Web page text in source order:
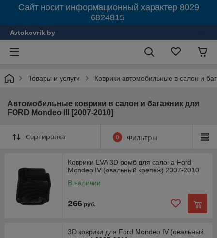
Сайт носит информационный характер 8029
6824815
Avtokovrik.by
Товары и услуги Коврики автомобильные в салон и
Автомобильные коврики в салон и багажник для
FORD Mondeo III [2007-2010]
Сортировка 0 Фильтры
Коврики EVA 3D ромб для салона Ford
Mondeo IV (овальный крепеж) 2007-2010
В наличии
266 руб.
3D коврики для Ford Mondeo IV (овальный